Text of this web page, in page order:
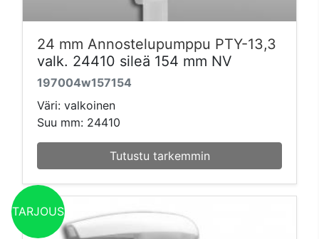
24 mm Annostelupumppu PTY-13,3
valk. 24410 sileä 154 mm NV
197004w157154
Väri: valkoinen
Suu mm: 24410
Tutustu tarkemmin
TARJOUS